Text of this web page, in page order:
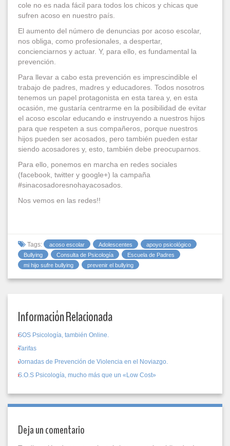
cole no es nada fácil para todos los chicos y chicas que
sufren acoso en nuestro país.
El aumento del número de denuncias por acoso escolar,
nos obliga, como profesionales, a despertar,
concienciarnos y actuar. Y, para ello, es fundamental la
prevención.
Para llevar a cabo esta prevención es imprescindible el
trabajo de padres, madres y educadores. Todos nosotros
tenemos un papel protagonista en esta tarea y, en esta
ocasión, me gustaría centrarme en la posibilidad de evitar
el acoso escolar educando e instruyendo a nuestros hijos
para que respeten a sus compañeros, porque nuestros
hijos pueden ser acosados, pero también pueden estar
siendo acosadores y, esto, también debe preocuparnos.
Para ello, ponemos en marcha en redes sociales
(facebook, twitter y google+) la campaña
#sinacosadoresnohayacosados.
Nos vemos en las redes!!
Tags: acoso escolar Adolescentes
apoyo psicológico
Bullying
Consulta de Psicología
Escuela de Padres
mi hijo sufre bullying
prevenir el bullying
Información Relacionada
SOS Psicología, también Online.
Tarifas
Jornadas de Prevención de Violencia en el Noviazgo.
S.O.S Psicología, mucho más que un «Low Cost»
Deja un comentario